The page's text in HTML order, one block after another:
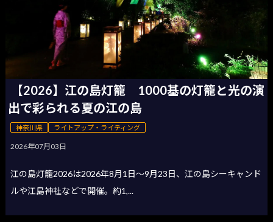
【2026】江の島灯籠 1000基の灯籠と光の演
出で彩られる夏の江の島
神奈川県 ライトアップ・ライティング
2026年07月03日
江の島灯籠2026は2026年8月1日〜9月23日、江の島シーキャンド
ルや江島神社などで開催。約1,...